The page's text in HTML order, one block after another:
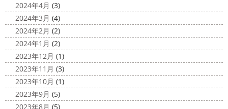
今日は高圧洗浄が何故必要かについて説明させていただき
ます
塗装工事をお考えのお客様は長くなりますが、ぜ
ひ読んでみてくださいね
外壁や屋根の表面に塗装してで
きた塗膜は、毎日屋外で紫外線、雨風、排気ガスなどにさ
らされて ...
2020/11/12
朝活
＊湘南の外壁塗装専門店＊
小倉氏サーフィンにはまり中
今回は浩
さんも一緒に
３人で出発
波は小さい
けどお天気良くて気持ち～
まずは陸でのイメトレ 入水～
小倉氏ライド
で、すぐ立ててました
2020/11/10
2024年4月 (3)
2024年3月 (4)
2024年2月 (2)
2024年1月 (2)
2023年12月 (1)
2023年11月 (3)
2023年10月 (1)
2023年9月 (5)
2023年8月 (5)